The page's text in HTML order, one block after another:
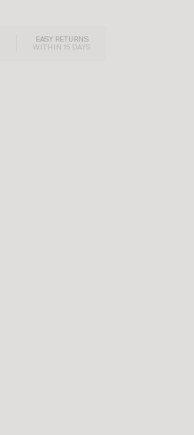
EASY RETURNS
WITHIN 15 DAYS